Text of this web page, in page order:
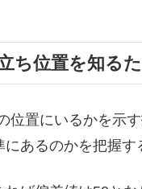
ち位置を知る
位置にいるかを示
あるのかを把握す